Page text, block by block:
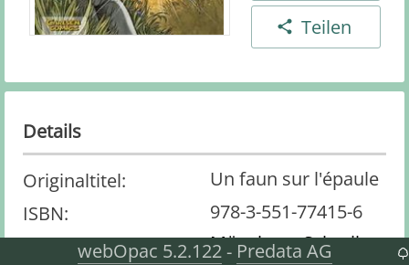
Teilen
Details
Originaltitel:
Un faun sur l'épaule
ISBN:
978-3-551-77415-6
Verlag:
München : Schreiber
webOpac 5.2.122- Predata AG